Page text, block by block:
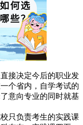
接决定今后的职业发
个省内，自学考试的
意向专业的同时就基
只负责考生的实践课